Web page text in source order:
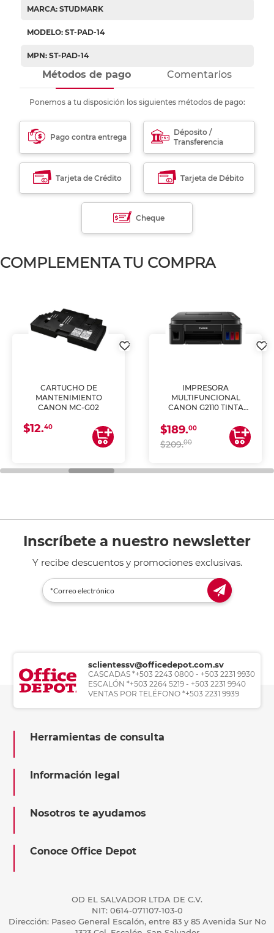
MARCA: STUDMARK
MODELO: ST-PAD-14
MPN: ST-PAD-14
Métodos de pago Comentarios
Ponemos a tu disposición los siguientes métodos de pago:
Pago contra entrega
Déposito /
Transferencia
Tarjeta de Crédito Tarjeta de Débito
Cheque
COMPLEMENTA TU COMPRA
CARTUCHO DE
MANTENIMIENTO
CANON MC-G02
$12.40
IMPRESORA
MULTIFUNCIONAL
CANON G2110 TINTA
$189.00
$209.00
Inscríbete a nuestro newsletter
Y recibe descuentos y promociones exclusivas.
sclientessv@officedepot.com.sv
CASCADAS *+503 2243 0800 - +503 2231 9930
ESCALÓN *+503 2264 5219 - +503 2231 9940
VENTAS POR TELÉFONO *+503 2231 9939
Herramientas de consulta
Información legal
Nosotros te ayudamos
Conoce Office Depot
OD EL SALVADOR LTDA DE C.V.
NIT: 0614-071107-103-0
Dirección: Paseo General Escalón, entre 83 y 85 Avenida Sur No